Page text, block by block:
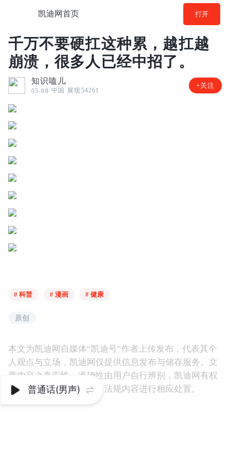
凯迪网首页 打开
千万不要硬扛这种累，越扛越
崩溃，很多人已经中招了。
知识嗑儿
05-08 中国 展现54261
+关注
# 科普 # 漫画 # 健康
原创
本文为凯迪网自媒体“凯迪号”作者上传发布，代表其个
人观点与立场，凯迪网仅提供信息发布与储存服务。文
章内容之真实性、准确性由用户自行辨别，凯迪网有权
利对涉嫌违反相关法律、法规内容进行相应处置。
 普通话(男声) 